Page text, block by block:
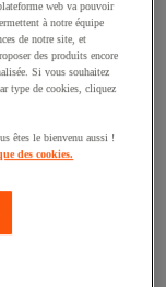
web va pouvoir
à notre équipe
de notre site, et
des produits encore
Si vous souhaitez
type de cookies, cliquez
êtes le bienvenu aussi !
des cookies.